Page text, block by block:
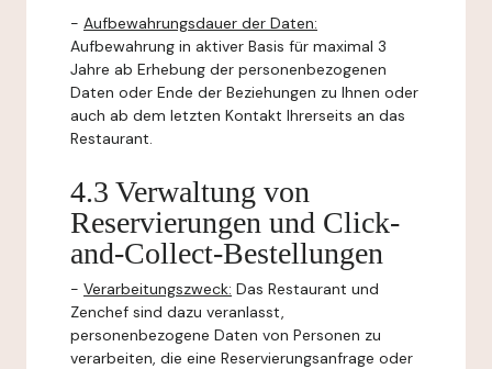
- Aufbewahrungsdauer der Daten:
Aufbewahrung in aktiver Basis für maximal 3
Jahre ab Erhebung der personenbezogenen
Daten oder Ende der Beziehungen zu Ihnen oder
auch ab dem letzten Kontakt Ihrerseits an das
Restaurant.
4.3 Verwaltung von
Reservierungen und Click-
and-Collect-Bestellungen
- Verarbeitungszweck: Das Restaurant und
Zenchef sind dazu veranlasst,
personenbezogene Daten von Personen zu
verarbeiten, die eine Reservierungsanfrage oder